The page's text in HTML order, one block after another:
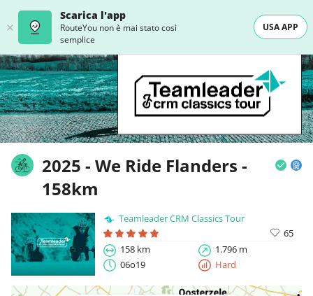
Scarica l'app
RouteYou non è mai stato così
semplice
USA APP
2025 - We Ride Flanders -
158km
Teamleader CRM Classics Tour
65
158 km
1.796 m
06o19
Hard